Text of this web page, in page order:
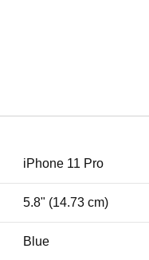
iPhone 11 Pro
5.8" (14.73 cm)
Blue